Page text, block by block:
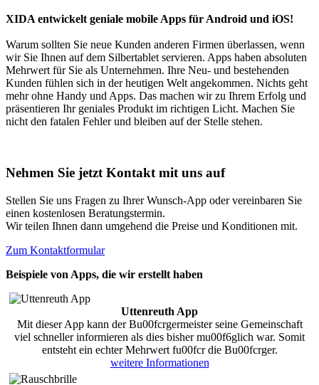
XIDA entwickelt geniale mobile Apps für Android und iOS!
Warum sollten Sie neue Kunden anderen Firmen überlassen, wenn
wir Sie Ihnen auf dem Silbertablet servieren. Apps haben absoluten
Mehrwert für Sie als Unternehmen. Ihre Neu- und bestehenden
Kunden fühlen sich in der heutigen Welt angekommen. Nichts geht
mehr ohne Handy und Apps. Das machen wir zu Ihrem Erfolg und
präsentieren Ihr geniales Produkt im richtigen Licht. Machen Sie
nicht den fatalen Fehler und bleiben auf der Stelle stehen.
Nehmen Sie jetzt Kontakt mit uns auf
Stellen Sie uns Fragen zu Ihrer Wunsch-App oder vereinbaren Sie
einen kostenlosen Beratungstermin.
Wir teilen Ihnen dann umgehend die Preise und Konditionen mit.
Zum Kontaktformular
Beispiele von Apps, die wir erstellt haben
Uttenreuth App
Mit dieser App kann der Bu00fcrgermeister seine Gemeinschaft
viel schneller informieren als dies bisher mu00f6glich war. Somit
entsteht ein echter Mehrwert fu00fcr die Bu00fcrger.
weitere Informationen